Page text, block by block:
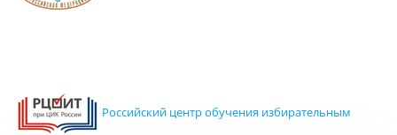
Российский центр обучения избирательным